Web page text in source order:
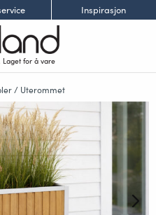
Inspirasjon
Laget for å vare
/ Uterommet